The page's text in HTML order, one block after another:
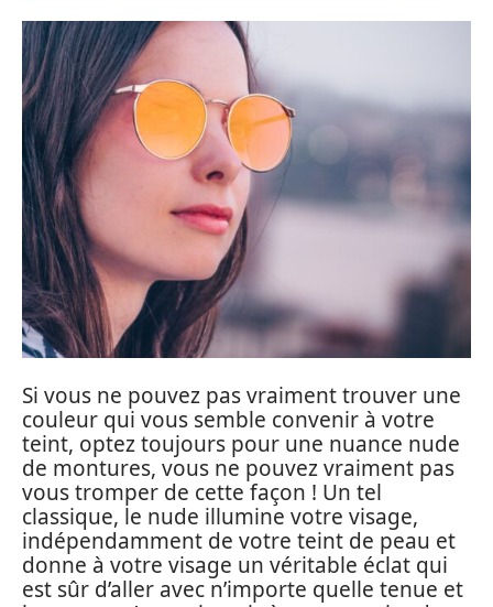
Si vous ne pouvez pas vraiment trouver une
couleur qui vous semble convenir à votre
teint, optez toujours pour une nuance nude
de montures, vous ne pouvez vraiment pas
vous tromper de cette façon ! Un tel
classique, le nude illumine votre visage,
indépendamment de votre teint de peau et
donne à votre visage un véritable éclat qui
est sûr d’aller avec n’importe quelle tenue et